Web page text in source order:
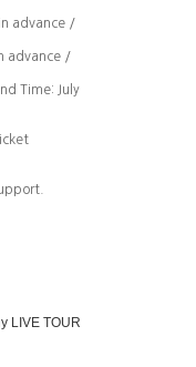
advance /
advance /
Time: July
LIVE TOUR